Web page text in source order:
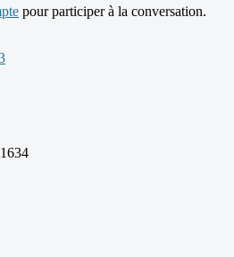
pour participer à la conversation.